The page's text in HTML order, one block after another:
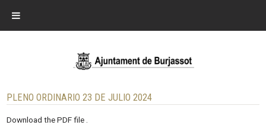
PLENO ORDINARIO 23 DE JULIO 2024
Download the PDF file .